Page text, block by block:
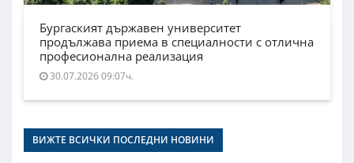
Бургаският държавен университет
продължава приема в специалности с отлична
професионална реализация
30.07.2026 09:07ч.
ВИЖТЕ ВСИЧКИ ПОСЛЕДНИ НОВИНИ